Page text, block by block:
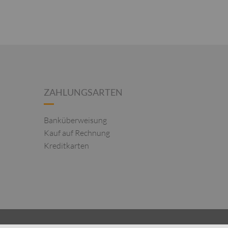
ZAHLUNGSARTEN
Banküberweisung
Kauf auf Rechnung
Kreditkarten